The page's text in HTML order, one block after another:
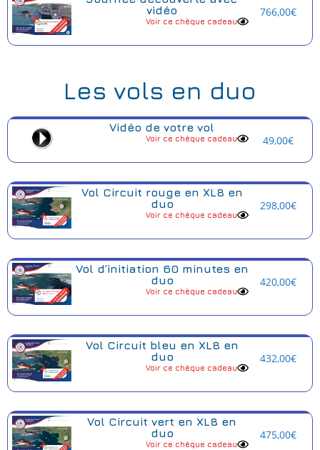
vidéo
Voir ce chèque cadeau
766,00€
Les vols en duo
Vidéo de votre vol
Voir ce chèque cadeau 49,00€
Vol Circuit rouge en XL8 en
duo
Voir ce chèque cadeau
298,00€
Vol d’initiation 60 minutes en
duo
Voir ce chèque cadeau
420,00€
Vol Circuit bleu en XL8 en
duo
Voir ce chèque cadeau
432,00€
Vol Circuit vert en XL8 en
duo
Voir ce chèque cadeau
475,00€